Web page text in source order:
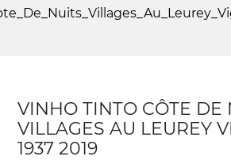
VINHO TINTO CÔTE DE
VILLAGES AU LEUREY
1937 2019